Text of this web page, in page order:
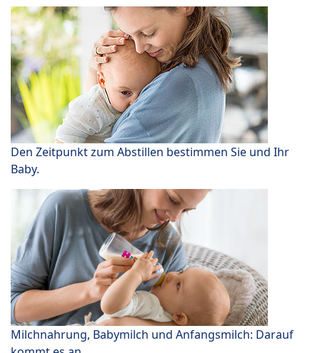
Den Zeitpunkt zum Abstillen bestimmen Sie und Ihr
Baby.
Milchnahrung, Babymilch und Anfangsmilch: Darauf